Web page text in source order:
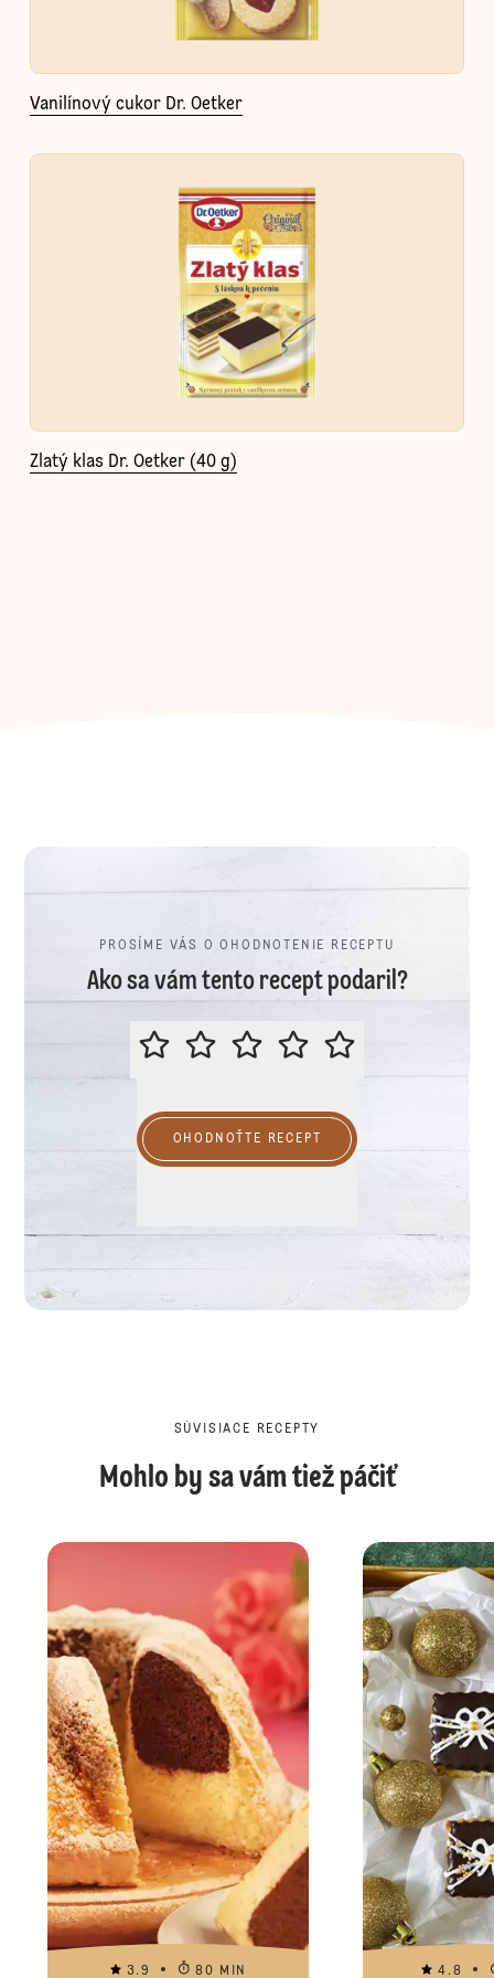
Vanilínový cukor Dr. Oetker
Zlatý klas Dr. Oetker (40 g)
PROSÍME VÁS O OHODNOTENIE RECEPTU
Ako sa vám tento recept podaril?
PROSÍME VÁS O OHODNOTENIE
OHODNOŤTE RECEPT
SÚVISIACE RECEPTY
Mohlo by sa vám tiež páčiť
3.9
80 MIN
4.8